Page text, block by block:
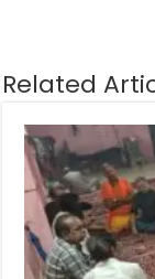
Related